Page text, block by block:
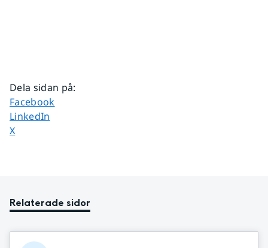
Dela sidan på:
Dela sidan på
Facebook
Dela sidan på
LinkedIn
Dela sidan på
X
Relaterade sidor